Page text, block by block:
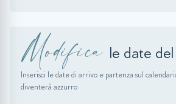
Modifica le date
Inserisci le date di arrivo e partenza sul
diventerà azzurro